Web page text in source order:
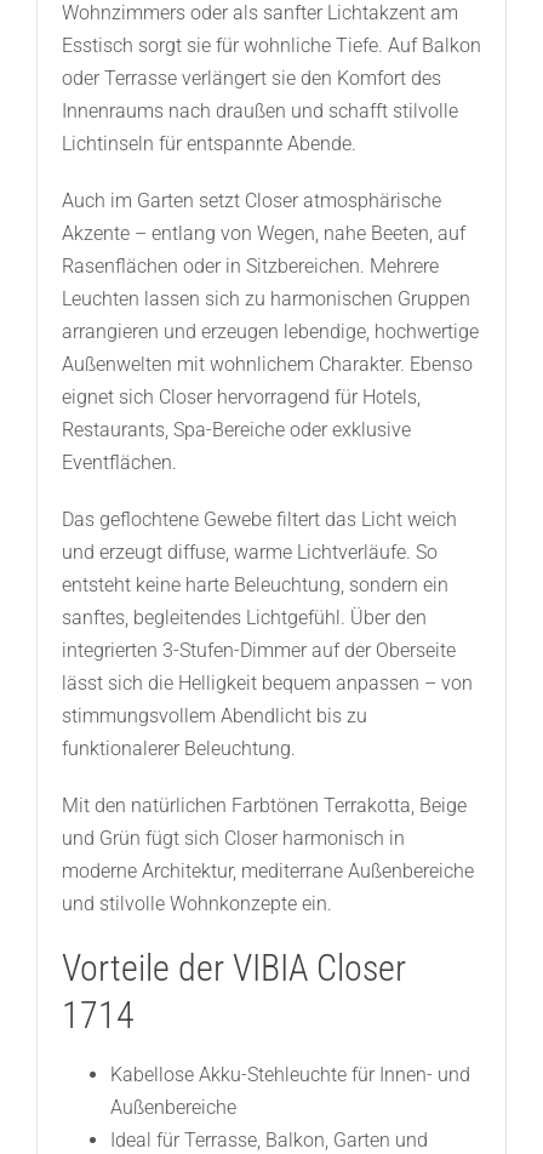
Wohnzimmers oder als sanfter Lichtakzent am
Esstisch sorgt sie für wohnliche Tiefe. Auf Balkon
oder Terrasse verlängert sie den Komfort des
Innenraums nach draußen und schafft stilvolle
Lichtinseln für entspannte Abende.
Auch im Garten setzt Closer atmosphärische
Akzente – entlang von Wegen, nahe Beeten, auf
Rasenflächen oder in Sitzbereichen. Mehrere
Leuchten lassen sich zu harmonischen Gruppen
arrangieren und erzeugen lebendige, hochwertige
Außenwelten mit wohnlichem Charakter. Ebenso
eignet sich Closer hervorragend für Hotels,
Restaurants, Spa-Bereiche oder exklusive
Eventflächen.
Das geflochtene Gewebe filtert das Licht weich
und erzeugt diffuse, warme Lichtverläufe. So
entsteht keine harte Beleuchtung, sondern ein
sanftes, begleitendes Lichtgefühl. Über den
integrierten 3-Stufen-Dimmer auf der Oberseite
lässt sich die Helligkeit bequem anpassen – von
stimmungsvollem Abendlicht bis zu
funktionalerer Beleuchtung.
Mit den natürlichen Farbtönen Terrakotta, Beige
und Grün fügt sich Closer harmonisch in
moderne Architektur, mediterrane Außenbereiche
und stilvolle Wohnkonzepte ein.
Vorteile der VIBIA Closer
1714
Kabellose Akku-Stehleuchte für Innen- und
Außenbereiche
Ideal für Terrasse, Balkon, Garten und